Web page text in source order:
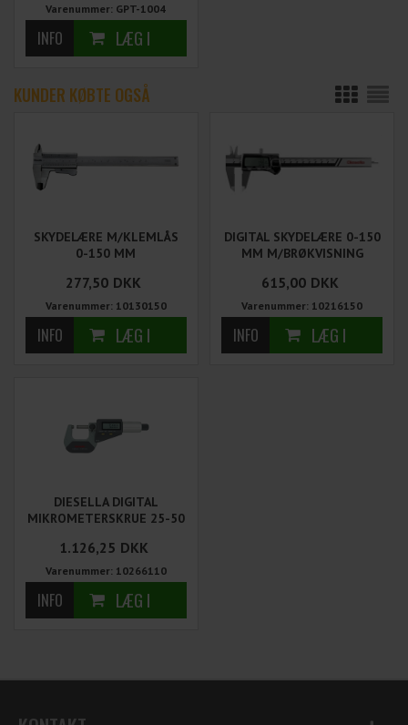
Varenummer: GPT-1004
KUNDER KØBTE OGSÅ
SKYDELÆRE M/KLEMLÅS
0-150 MM
277,50 DKK
Varenummer: 10130150
DIGITAL SKYDELÆRE 0-150
MM M/BRØKVISNING
615,00 DKK
Varenummer: 10216150
DIESELLA DIGITAL
MIKROMETERSKRUE 25-50
1.126,25 DKK
Varenummer: 10266110